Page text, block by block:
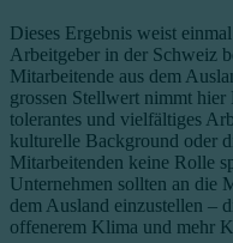
Dieses Ergebnis weist
Arbeitgeber in der Schweiz
Mitarbeitende aus dem
grossen Stellwert nimmt
tolerantes und vielfältiges
kulturelle Background oder
Mitarbeitenden keine Rolle
Unternehmen sollten an die
dem Ausland einzustellen –
offenerem Klima und mehr